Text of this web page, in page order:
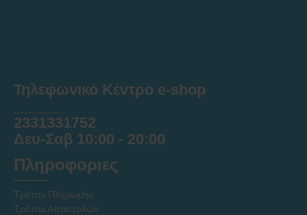
Τηλεφωνικό Κέντρο e-shop
2331331752
Δευ-Σαβ 10:00 - 20:00
Πληροφοριες
Τρόποι Πληρωμής
Τρόποι Αποστολών